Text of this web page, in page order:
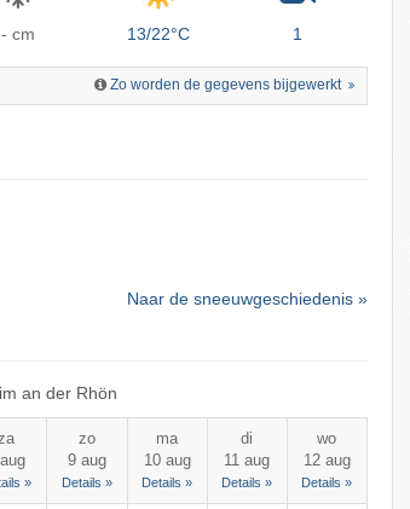
- cm 13/22°C 1
Zo worden de gegevens bijgewerkt
Naar de sneeuwgeschiedenis »
an der Rhön
»
zo
9 aug
Details »
ma
10 aug
Details »
di
11 aug
Details »
wo
12 aug
Details »